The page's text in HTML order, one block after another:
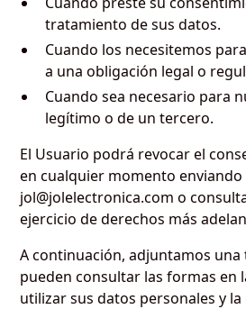
tratamiento de sus datos.
Cuando los necesitemos
a una obligación legal o
Cuando sea necesario para
legítimo o de un tercero.
El Usuario podrá revocar el
en cualquier momento
jol@jolelectronica.com o
ejercicio de derechos más
A continuación, adjuntamos una
pueden consultar las formas en
utilizar sus datos personales y